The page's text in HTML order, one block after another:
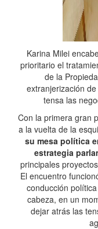
Karina Milei
prioritario el
de la
extranjerización
tensa las
Con la primera gran
a la vuelta de la
su mesa política
estrategia
principales
El encuentro
conducción
cabeza, en un
dejar atrás las